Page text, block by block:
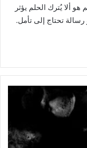
ألا يُترك الحلم يؤثر
رسالة تحتاج إلى تأمل.